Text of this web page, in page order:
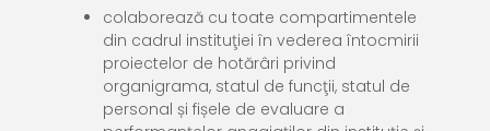
colaborează cu toate compartimentele
din cadrul instituţiei în vederea întocmirii
proiectelor de hotărâri privind
organigrama, statul de funcţii, statul de
personal și fișele de evaluare a